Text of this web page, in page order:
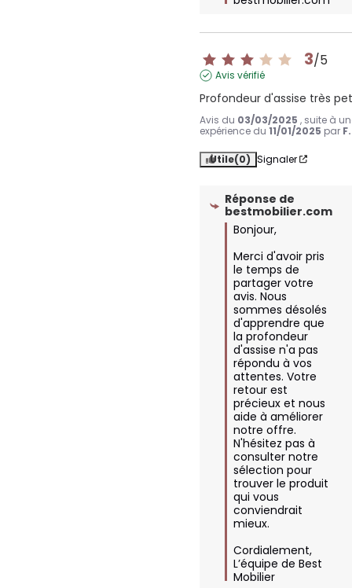
3/5
Avis vérifié
Profondeur d'assise très
Avis du 03/03/2025 , suite à
expérience du11/01/2025 par
Utile(0) Signaler
Réponse de
bestmobilier.com
Bonjour,
Merci d'avoir pris
le temps de
partager votre
avis. Nous
sommes désolés
d'apprendre que
la profondeur
d'assise n'a pas
répondu à vos
attentes. Votre
retour est
précieux et nous
aide à améliorer
notre offre.
N'hésitez pas à
consulter notre
sélection pour
trouver le produit
qui vous
conviendrait
mieux.
Cordialement,
L’équipe de Best
Mobilier